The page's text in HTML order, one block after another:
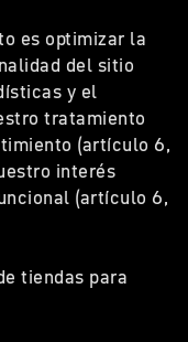
es optimizar la
del sitio
y el
tratamiento
(artículo 6,
interés
(artículo 6,
tiendas para